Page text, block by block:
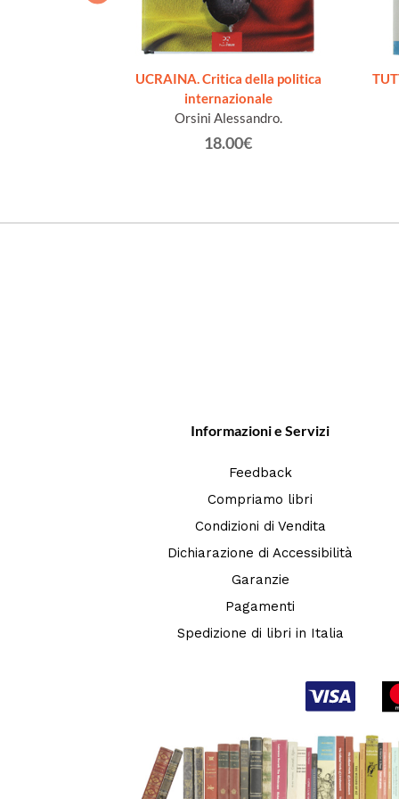
UCRAINA. Critica della politica
internazionale
Orsini Alessandro.
18.00€
Informazioni e Servizi
Feedback
Compriamo libri
Condizioni di Vendita
Dichiarazione di Accessibilità
Garanzie
Pagamenti
Spedizione di libri in Italia